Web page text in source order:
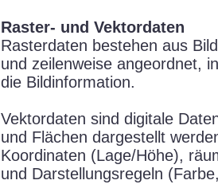
Raster- und Vektordaten
Rasterdaten bestehen aus
und zeilenweise angeordnet,
die Bildinformation.
Vektordaten sind digitale
und Flächen dargestellt
Koordinaten (Lage/Höhe),
und Darstellungsregeln